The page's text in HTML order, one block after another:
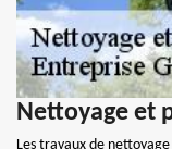
Nettoyage et
Les travaux de